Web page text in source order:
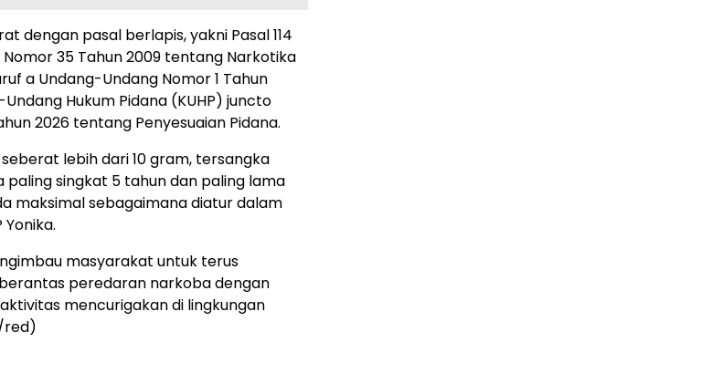
dengan pasal berlapis, yakni Pasal 114
35 Tahun 2009 tentang Narkotika
a Undang-Undang Nomor 1 Tahun
Hukum Pidana (KUHP) juncto
2026 tentang Penyesuaian Pidana.
lebih dari 10 gram, tersangka
singkat 5 tahun dan paling lama
maksimal sebagaimana diatur dalam
masyarakat untuk terus
peredaran narkoba dengan
mencurigakan di lingkungan
red)